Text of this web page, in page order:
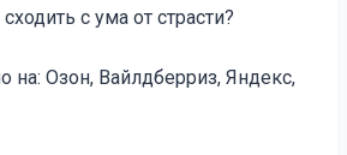
с ума от страсти?
на: Озон, Вайлдберриз, Яндекс,